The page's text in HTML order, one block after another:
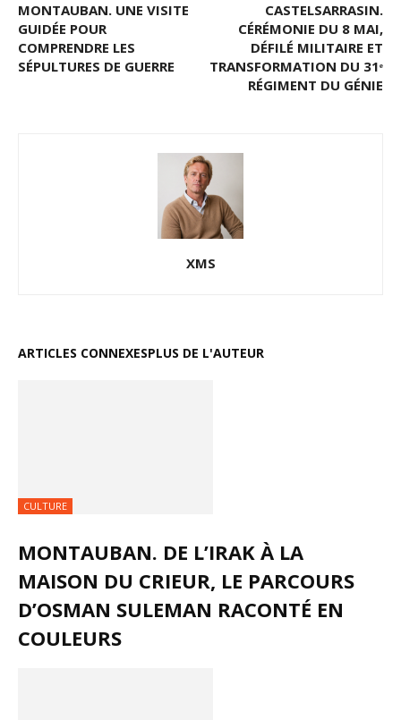
MONTAUBAN. UNE VISITE
GUIDÉE POUR
COMPRENDRE LES
SÉPULTURES DE GUERRE
CASTELSARRASIN.
CÉRÉMONIE DU 8 MAI,
DÉFILÉ MILITAIRE ET
TRANSFORMATION DU 31ᵉ
RÉGIMENT DU GÉNIE
XMS
ARTICLES CONNEXESPLUS DE L'AUTEUR
CULTURE
MONTAUBAN. DE L’IRAK À LA
MAISON DU CRIEUR, LE PARCOURS
D’OSMAN SULEMAN RACONTÉ EN
COULEURS